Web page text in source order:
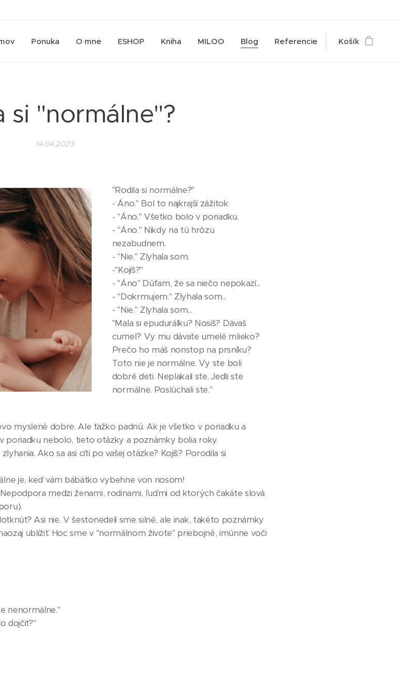
Ponuka O mne ESHOP Kniha MILOO Blog Referencie Košík
si "normálne"?
14.04.2023
"Rodila si normálne?"
- Áno." Bol to najkrajší zážitok
- "Áno." Všetko bolo v poriadku.
- "Áno." Nikdy na tú hrôzu
nezabudnem.
- "Nie." Zlyhala som.
-"Kojíš?"
- "Áno" Dúfam, že sa niečo nepokazí...
- "Dokrmujem." Zlyhala som...
- "Nie." Zlyhala som...
"Mala si epudurálku? Nosíš? Dávaš
cumeľ? Vy mu dávate umelé mlieko?
Prečo ho máš nonstop na prsníku?
Toto nie je normálne. Vy ste boli
dobré deti. Neplakali ste. Jedli ste
normálne. Poslúchali ste."
myslené dobre. Ale ťažko padnú. Ak je všetko v poriadku a
poriadku nebolo, tieto otázky a poznámky bolia roky.
Ako sa asi cíti po vašej otázke? Kojíš? Porodila si
je, keď vám bábätko vybehne von nosom!
medzi ženami, rodinami, ľuďmi od ktorých čakáte slová
Asi nie. V šestonedelí sme silné, ale inak, takéto poznámky
ublížiť. Hoc sme v "normálnom živote" priebojné, imúnne voči
nenormálne."
dojčiť?"